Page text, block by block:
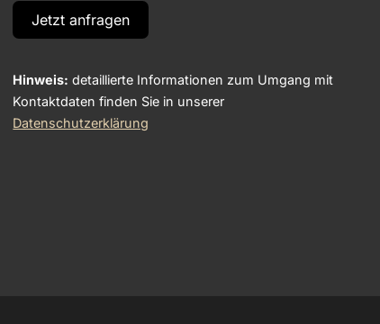
Jetzt anfragen
Hinweis: detaillierte Informationen zum Umgang mit
Kontaktdaten finden Sie in unserer
Datenschutzerklärung